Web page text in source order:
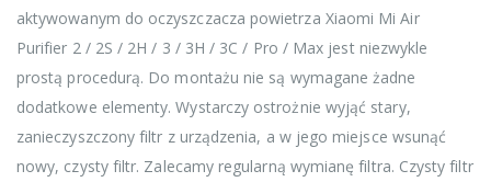
aktywowanym do oczyszczacza powietrza Xiaomi Mi Air
Purifier 2 / 2S / 2H / 3 / 3H / 3C / Pro / Max jest niezwykle
prostą procedurą. Do montażu nie są wymagane żadne
dodatkowe elementy. Wystarczy ostrożnie wyjąć stary,
zanieczyszczony filtr z urządzenia, a w jego miejsce wsunąć
nowy, czysty filtr. Zalecamy regularną wymianę filtra. Czysty filtr